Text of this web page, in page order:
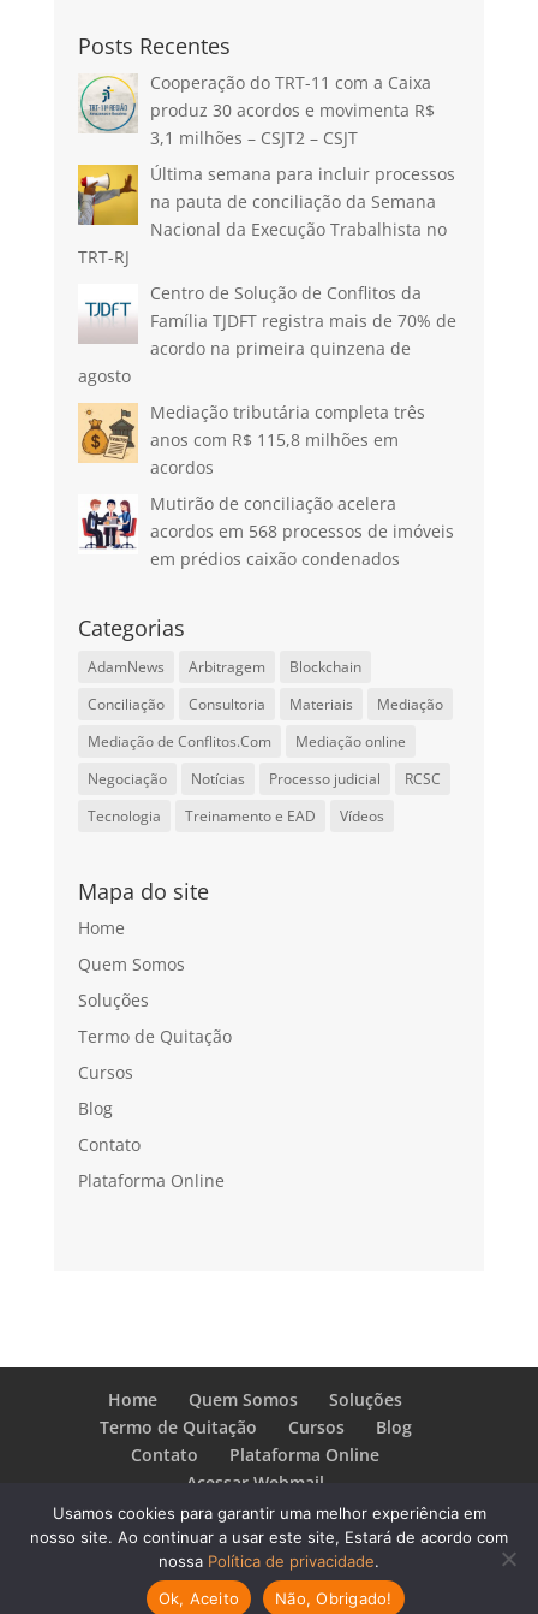
Posts Recentes
Cooperação do TRT-11 com a Caixa
produz 30 acordos e movimenta R$
3,1 milhões – CSJT2 – CSJT
Última semana para incluir processos
na pauta de conciliação da Semana
Nacional da Execução Trabalhista no
TRT-RJ
Centro de Solução de Conflitos da
Família TJDFT registra mais de 70% de
acordo na primeira quinzena de
agosto
Mediação tributária completa três
anos com R$ 115,8 milhões em
acordos
Mutirão de conciliação acelera
acordos em 568 processos de imóveis
em prédios caixão condenados
Categorias
AdamNews Arbitragem
Blockchain
Conciliação
Consultoria Materiais
Mediação
Mediação de Conflitos.Com
Mediação online
Negociação
Notícias Processo judicial
RCSC
Tecnologia
Treinamento e EAD Vídeos
Mapa do site
Home
Quem Somos
Soluções
Termo de Quitação
Cursos
Blog
Contato
Plataforma Online
Home Quem Somos
Soluções
Termo de Quitação
Cursos
Blog
Contato
Plataforma Online
Acessar Webmail
SBB Soluções - Mediação de Conflitos- Design,
Gestão e Soluções | © Todos os direitos reservados.
CPNJ nº 21.573.218/0001-05
Usamos cookies para garantir uma melhor experiência em
nosso site. Ao continuar a usar este site, Estará de acordo com
nossa Política de privacidade.
Ok, Aceito
Não, Obrigado!